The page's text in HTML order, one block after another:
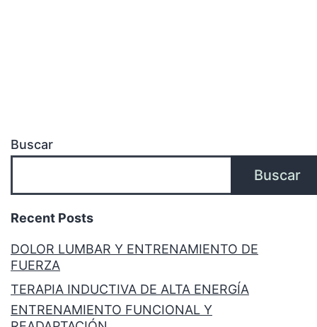
Buscar
Buscar
Recent Posts
DOLOR LUMBAR Y ENTRENAMIENTO DE
FUERZA
TERAPIA INDUCTIVA DE ALTA ENERGÍA
ENTRENAMIENTO FUNCIONAL Y